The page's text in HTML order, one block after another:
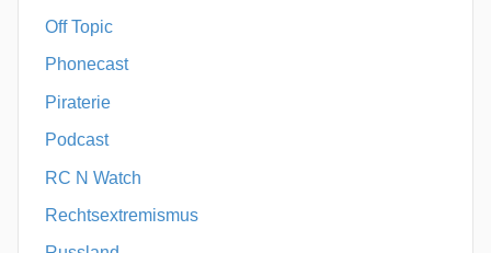
Off Topic
Phonecast
Piraterie
Podcast
RC N Watch
Rechtsextremismus